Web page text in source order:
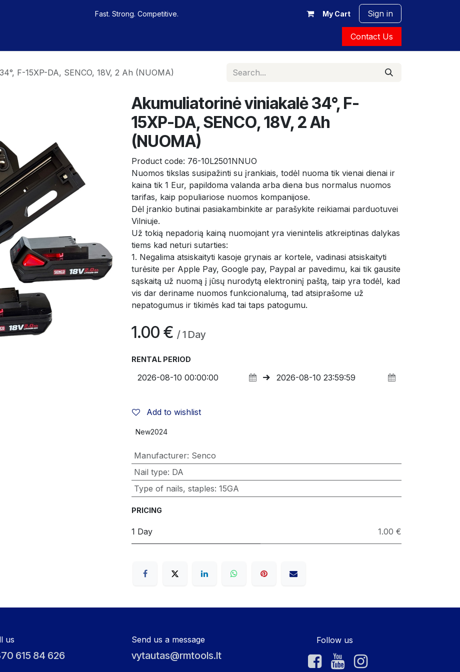
Fast. Strong. Competitive. My Cart Sign in
Contact Us
F-15XP-DA, SENCO, 18V, 2 Ah (NUOMA)
Akumuliatorinė viniakalė 34°, F-
15XP-DA, SENCO, 18V, 2 Ah
(NUOMA)
Product code: 76-10L2501NNUO
Nuomos tikslas susipažinti su įrankiais, todėl nuoma tik vienai dienai ir
kaina tik 1 Eur, papildoma valanda arba diena bus normalus nuomos
tarifas, kaip populiariose nuomos kompanijose.
Dėl įrankio butinai pasiakambinkite ar parašykite reikiamai parduotuvei
Vilniuje.
Už tokią nepadorią kainą nuomojant yra vienintelis atkreiptinas dalykas
tiems kad neturi sutarties:
1. Negalima atsiskaityti kasoje grynais ar kortele, vadinasi atsiskaityti
turėsite per Apple Pay, Google pay, Paypal ar pavedimu, kai tik gausite
sąskaitą už nuomą į jūsų nurodytą elektroninį paštą, taip yra todėl, kad
vis dar deriname nuomos funkcionalumą, tad atsiprašome už
nepatogumus ir tikimės kad tai taps patogumu.
1.00 € /1 Day
RENTAL PERIOD
Add to wishlist
New2024
Manufacturer: Senco
Nail type: DA
Type of nails, staples: 15GA
PRICING
1 Day 1.00 €
us
615 84 626
Send us a message
vytautas@rmtools.lt
Follow us